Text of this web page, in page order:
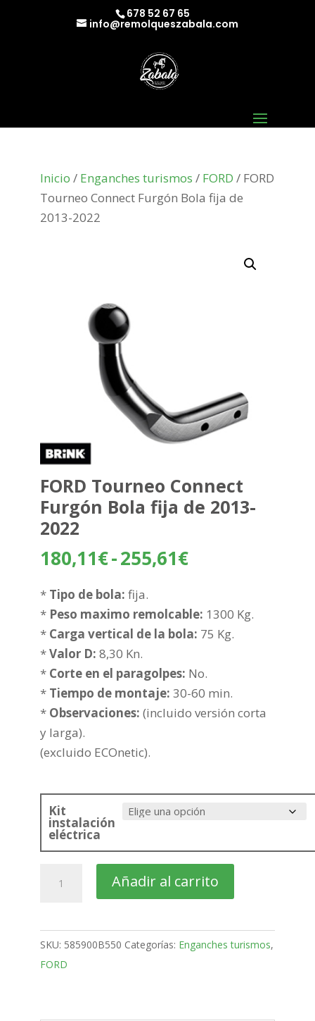
678 52 67 65
info@remolqueszabala.com
Inicio / Enganches turismos / FORD / FORD
Tourneo Connect Furgón Bola fija de
2013-2022
FORD Tourneo Connect
Furgón Bola fija de 2013-
2022
180,11€-255,61€Rango
desde
180,11€
255,61€
* Tipo de bola: fija.
* Peso maximo remolcable: 1300 Kg.
* Carga vertical de la bola: 75 Kg.
*Valor D: 8,30 Kn.
* Corte en el paragolpes: No.
* Tiempo de montaje: 30-60 min.
* Observaciones: (incluido versión corta
y larga).
(excluido ECOnetic).
Kit
instalación
eléctrica
Tourneo
Furgón
Bola
fija
Añadir al carrito
SKU: 585900B550 Categorías: Enganches turismos,
FORD